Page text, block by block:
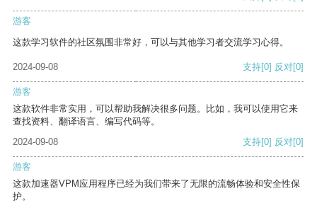
游客
这款学习软件的社区氛围非常好，可以与其他学习者交流学习心得。
2024-09-08 支持[0] 反对[0]
游客
这款软件非常实用，可以帮助我解决很多问题。比如，我可以使用它来
查找资料、翻译语言、编写代码等。
2024-09-08
支持[0] 反对[0]
游客
这款加速器VPM应用程序已经为我们带来了无限的流畅体验和安全性保
护。